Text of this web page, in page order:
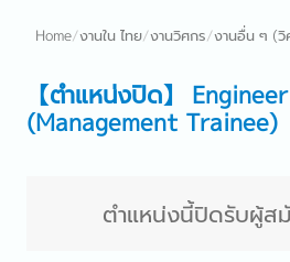
Home/งานใน ไทย/งานวิศกร/งานอื่น ๆ (วิ
【ตำแหน่งปิด】 Engineer
(Management Trainee)
ตำแหน่งนี้ปิดรับผู้ส